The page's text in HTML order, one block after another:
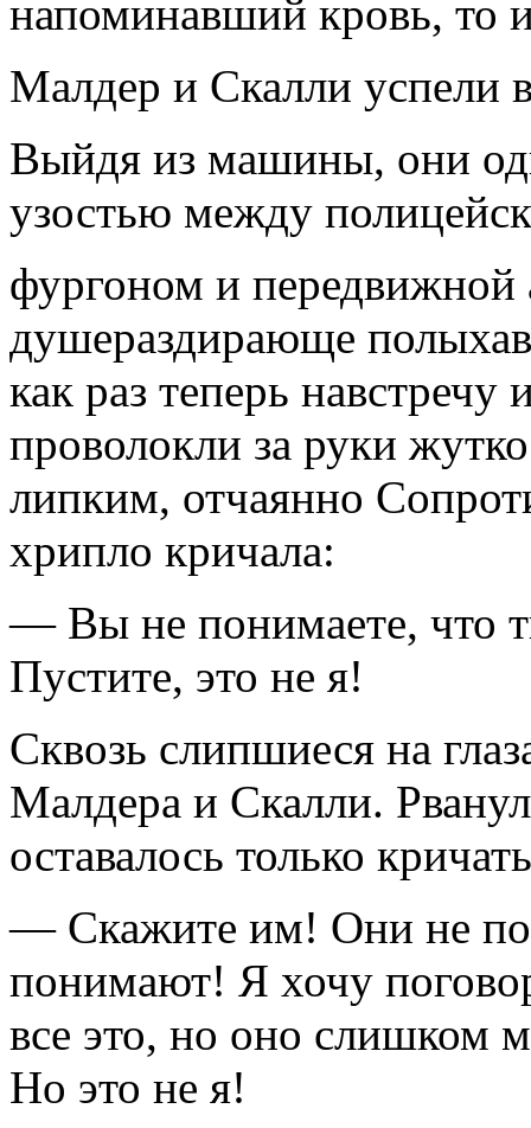
напоминавший кровь, то
Малдер и Скалли успели
Выйдя из машины, они
узостью между
фургоном и передвижной
душераздирающе
как раз теперь
проволокли за руки
липким, отчаянно
хрипло кричала:
— Вы не понимаете, что
Пустите, это не я!
Сквозь слипшиеся на
Малдера и Скалли.
оставалось только
— Скажите им! Они не
понимают! Я хочу
все это, но оно слишком
Но это не я!